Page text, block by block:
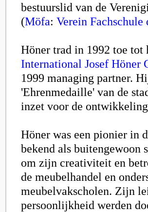
bestuurslid van de
(Möfa: Verein Fachschule
Höner trad in 1992 toe
International Josef Höner
1999 managing partner.
'Ehrenmedaille' van de
inzet voor de
Höner was een pionier in
bekend als buitengewoon
om zijn creativiteit en
de meubelhandel en
meubelvakscholen. Zijn
persoonlijkheid werden